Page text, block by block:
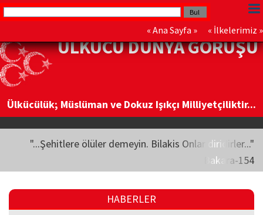
« Ana Sayfa » « İlkelerimiz »
ÜLKÜCÜ DÜNYA GÖRÜŞÜ
Ülkücülük; Müslüman ve Dokuz Işıkçı Milliyetçiliktir...
"...Şehitlere ölüler demeyin. Bilakis Onlar diridirler..."
Bakara-154
HABERLER